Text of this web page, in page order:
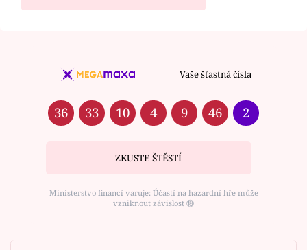
Vaše šťastná čísla
36 33 10 4 9 46 2
ZKUSTE ŠTĚSTÍ
Ministerstvo financí varuje: Účastí na hazardní hře může
vzniknout závislost ⑱